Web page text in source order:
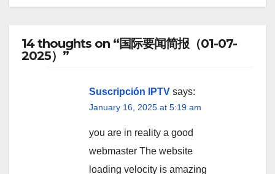
14 thoughts on “国际要闻简报（01-07-
2025）”
Suscripción IPTV says:
January 16, 2025 at 5:19 am
you are in reality a good
webmaster The website
loading velocity is amazing